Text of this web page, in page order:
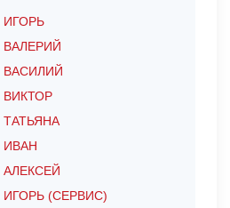
ИГОРЬ
ВАЛЕРИЙ
ВАСИЛИЙ
ВИКТОР
ТАТЬЯНА
ИВАН
АЛЕКСЕЙ
ИГОРЬ (СЕРВИС)